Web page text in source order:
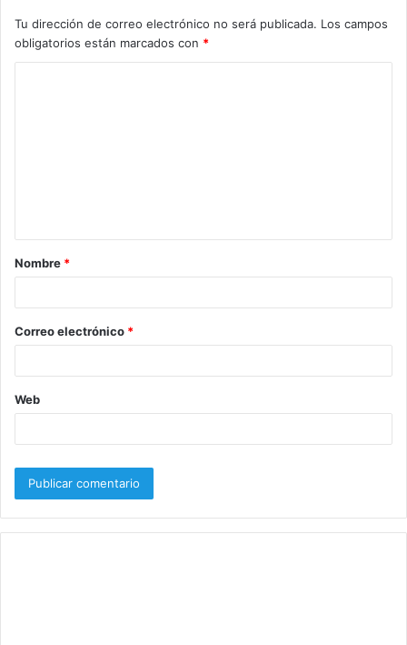
Tu dirección de correo electrónico no será publicada. Los campos
obligatorios están marcados con *
a
r
*
Nombre *
Correo electrónico *
Web